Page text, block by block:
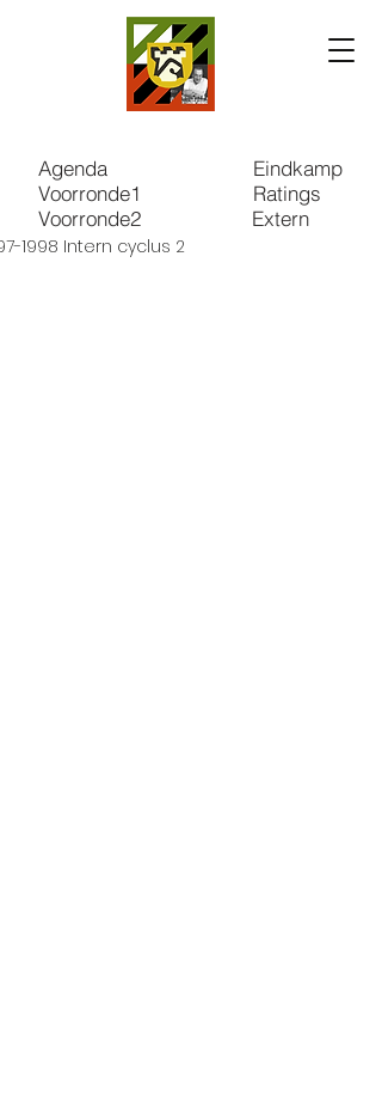
Agenda
Voorronde1
Voorronde2
Eindkamp
Ratings
Extern
1998 Intern cyclus 2